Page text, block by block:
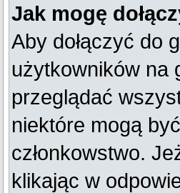
Jak mogę
Aby dołączyć do
użytkowników na
przeglądać
niektóre mogą
członkowstwo.
klikając w